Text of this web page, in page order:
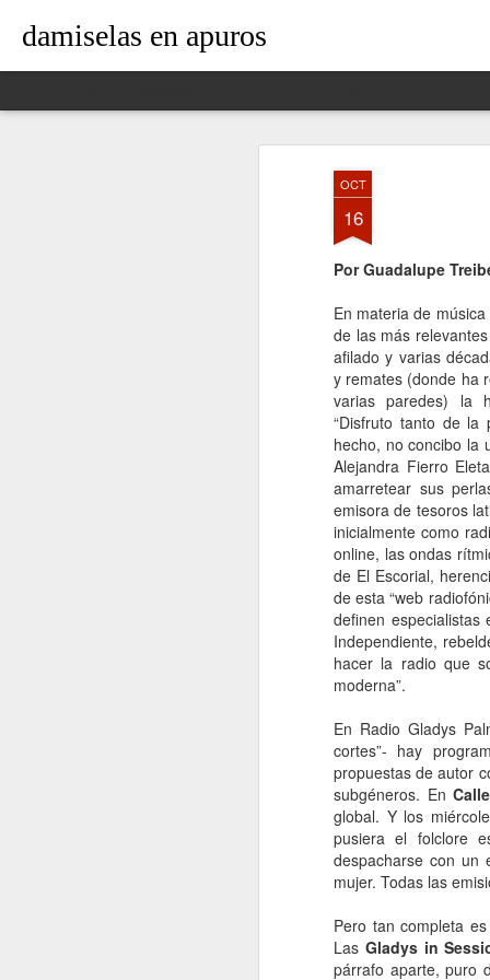
OCT
16
Por Guadalupe
En materia de
de las más
afilado y varias
y remates (donde ha
varias paredes) la
“Disfruto tanto de la
hecho, no concibo la
Alejandra Fierro
amarretear sus
emisora de tesoros
inicialmente como
online, las ondas
de El Escorial,
de esta “web
definen especialistas
Independiente,
hacer la radio que
moderna”.
En Radio Gladys
cortes”- hay
propuestas de autor
subgéneros. En
global. Y los
pusiera el folclore
despacharse con un
mujer. Todas las
Pero tan completa
Las Gladys in
párrafo aparte, puro
damiselas en apuros